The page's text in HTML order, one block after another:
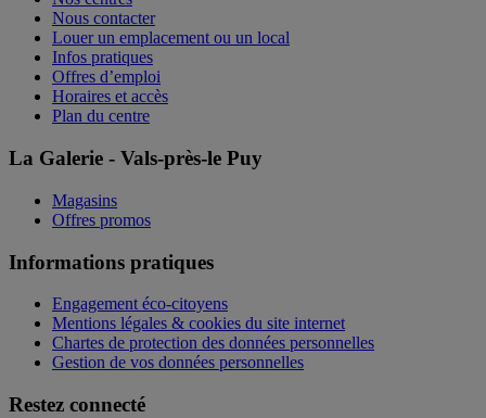
Nous contacter
Louer un emplacement ou un local
Infos pratiques
Offres d’emploi
Horaires et accès
Plan du centre
La Galerie - Vals-près-le Puy
Magasins
Offres promos
Informations pratiques
Engagement éco-citoyens
Mentions légales & cookies du site internet
Chartes de protection des données personnelles
Gestion de vos données personnelles
Restez connecté